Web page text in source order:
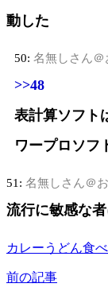
動した
50: 名無しさん＠
>>48
表計算ソフト
ワープロソフ
51: 名無しさん＠
流行に敏感な
カレーうどん食
前の記事